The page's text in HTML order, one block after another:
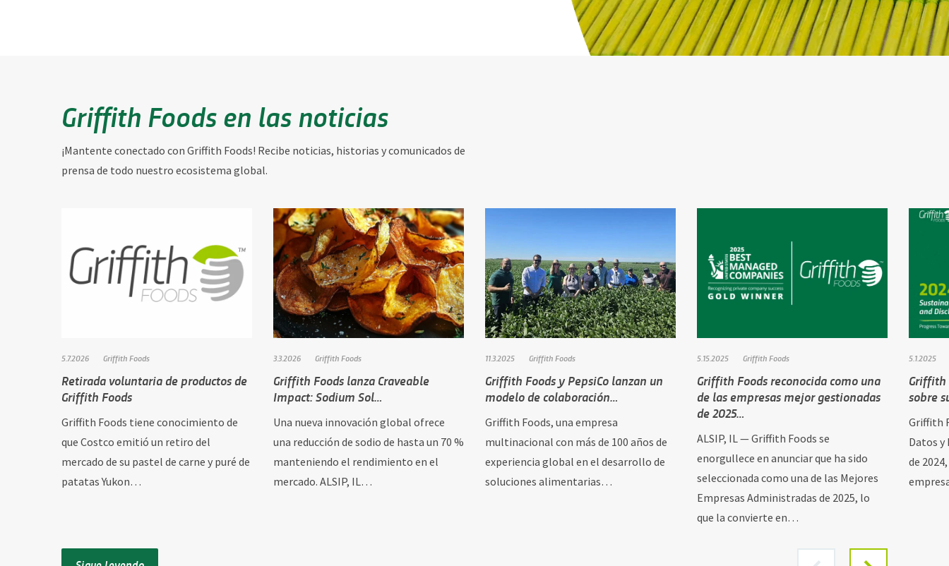
Griffith Foods en las noticias
¡Mantente conectado con Griffith Foods! Recibe noticias, historias y comunicados de
prensa de todo nuestro ecosistema global.
5.7.2026 Griffith Foods
Retirada voluntaria de productos de
Griffith Foods
Griffith Foods tiene conocimiento de
que Costco emitió un retiro del
mercado de su pastel de carne y puré de
patatas Yukon…
3.3.2026 Griffith Foods
Griffith Foods lanza Craveable
Impact: Sodium Sol…
Una nueva innovación global ofrece
una reducción de sodio de hasta un 70 %
manteniendo el rendimiento en el
mercado. ALSIP, IL…
11.3.2025 Griffith Foods
Griffith Foods y PepsiCo lanzan un
modelo de colaboración…
Griffith Foods, una empresa
multinacional con más de 100 años de
experiencia global en el desarrollo de
soluciones alimentarias…
5.15.2025 Griffith Foods
Griffith Foods reconocida como una
de las empresas mejor gestionadas
de 2025…
ALSIP, IL — Griffith Foods se
enorgullece en anunciar que ha sido
seleccionada como una de las Mejores
Empresas Administradas de 2025, lo
que la convierte en…
5.1.2025
Griffith
sobre
Griffith
Datos y
de